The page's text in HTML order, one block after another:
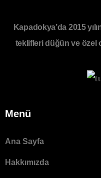
Kapadokya’da 2015
teklifleri düğün ve özel
Menü
Ana Sayfa
Hakkımızda